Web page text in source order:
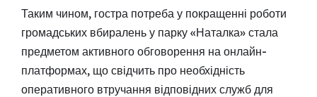
Таким чином, гостра потреба у покращенні роботи
громадських вбиралень у парку «Наталка» стала
предметом активного обговорення на онлайн-
платформах, що свідчить про необхідність
оперативного втручання відповідних служб для